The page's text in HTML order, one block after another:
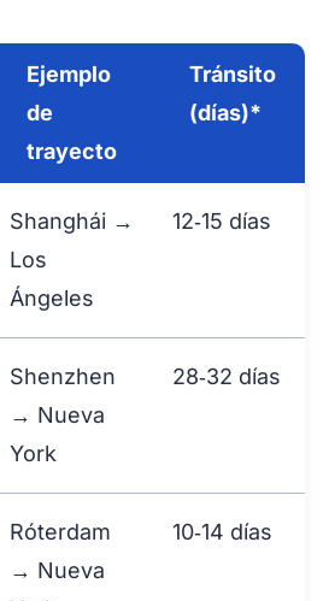
Ejemplo
de
trayecto
Tránsito
(días)*
Shanghái →
Los
Ángeles
12‑15 días
Shenzhen
→ Nueva
York
28‑32 días
Róterdam
→ Nueva
10‑14 días